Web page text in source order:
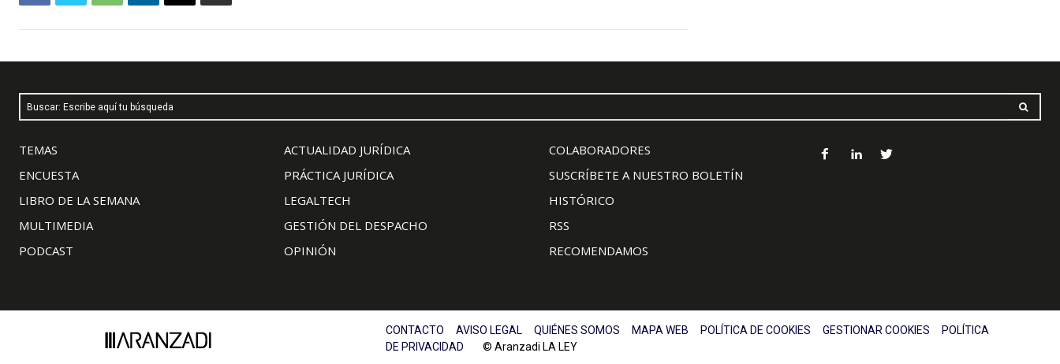
Buscar: Escribe aquí tu búsqueda
TEMAS
ENCUESTA
LIBRO DE LA SEMANA
MULTIMEDIA
PODCAST
ACTUALIDAD JURÍDICA
PRÁCTICA JURÍDICA
LEGALTECH
GESTIÓN DEL DESPACHO
OPINIÓN
COLABORADORES
SUSCRÍBETE A NUESTRO BOLETÍN
HISTÓRICO
RSS
RECOMENDAMOS
CONTACTO AVISO LEGAL QUIÉNES SOMOS MAPA WEB POLÍTICA DE COOKIES GESTIONAR COOKIES
POLÍTICA
DE PRIVACIDAD © Aranzadi LA LEY